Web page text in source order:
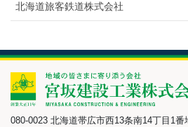
北海道旅客鉄道株式会社
080-0023 北海道帯広市西13条南14丁目1番